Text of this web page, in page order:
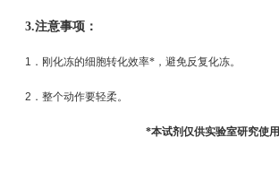
3.注意事项：
1 ．刚化冻的细胞转化效率*，避免反复化冻。
2 ．整个动作要轻柔。
*本试剂仅供实验室研究使用